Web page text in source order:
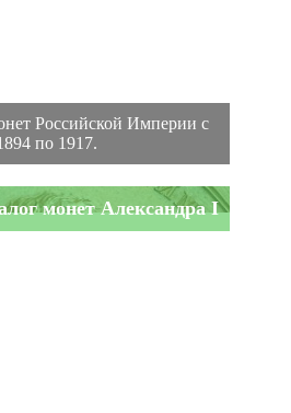
Российской Империи с
по 1917.
монет Александра I